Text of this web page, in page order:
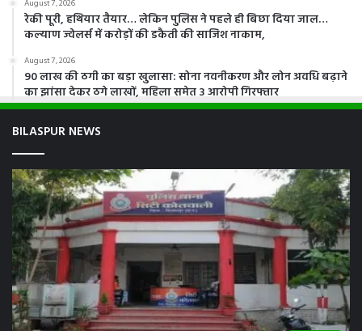
August 7, 2026
रेकी पूरी, हथियार तैयार… लेकिन पुलिस ने पहले ही बिछा दिया जाल…
कल्याण ज्वेलर्स में करोड़ों की डकैती की साजिश नाकाम,
August 7, 2026
90 लाख की ठगी का बड़ा खुलासा: सोना नवनीकरण और लोन अवधि बढ़ाने
का झांसा देकर ठगे लाखों, महिला समेत 3 आरोपी गिरफ्तार
BILASPUR NEWS